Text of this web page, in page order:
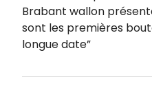
Brabant wallon
sont les premières
longue date”